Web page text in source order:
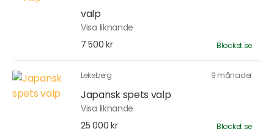
valp
Visa liknande
7 500 kr
Blocket.se
Lekeberg 9 månader
Japansk spets valp
Visa liknande
25 000 kr
Blocket.se